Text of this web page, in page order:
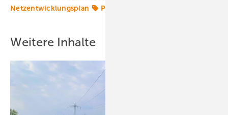
Netzentwicklungsplan
Politik
Weitere Inhalte